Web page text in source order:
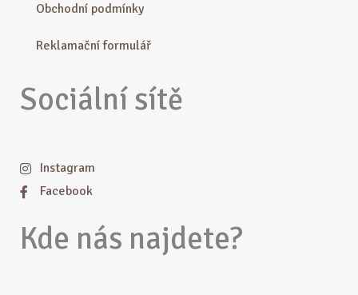
Obchodní podmínky
Reklamační formulář
Sociální sítě
Instagram
Facebook
Kde nás najdete?